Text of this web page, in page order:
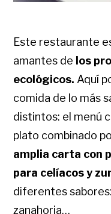
Este restaurante
amantes de los
ecológicos. Aquí
comida de lo más
distintos: el menú
plato combinado
amplia carta con
para celíacos y
diferentes
zanahoria…